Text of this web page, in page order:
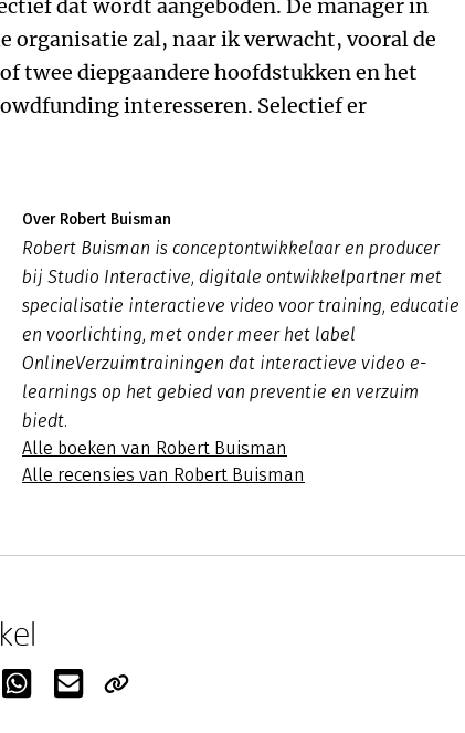
dat wordt aangeboden. De manager in
organisatie zal, naar ik verwacht, vooral de
twee diepgaandere hoofdstukken en het
interesseren. Selectief er
Over Robert Buisman
Robert Buisman is conceptontwikkelaar en producer
bij Studio Interactive, digitale ontwikkelpartner met
specialisatie interactieve video voor training, educatie
en voorlichting, met onder meer het label
OnlineVerzuimtrainingen dat interactieve video e-
learnings op het gebied van preventie en verzuim
biedt.
Alle boeken van Robert Buisman
Alle recensies van Robert Buisman